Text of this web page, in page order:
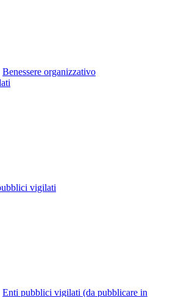
Benessere organizzativo
vigilati
Enti pubblici vigilati (da pubblicare in